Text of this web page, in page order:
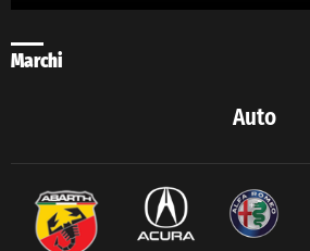
Marchi
Auto